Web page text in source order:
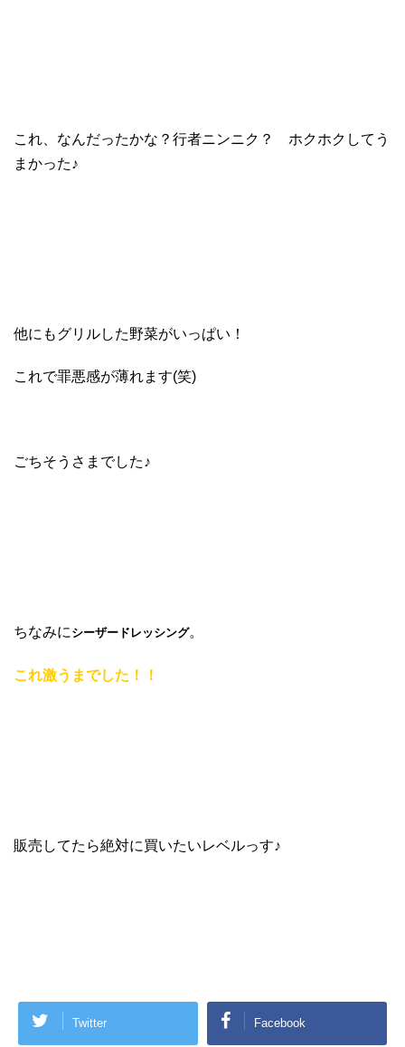
これ、なんだったかな？行者ニンニク？ ホクホクしてう
まかった♪
他にもグリルした野菜がいっぱい！
これで罪悪感が薄れます(笑)
ごちそうさまでした♪
ちなみに シーザードレッシング。
これ激うまでした！！
販売してたら絶対に買いたいレベルっす♪
Twitter Facebook